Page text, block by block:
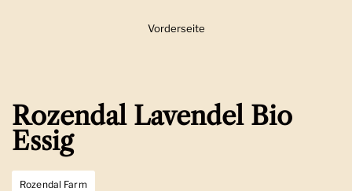
Zeige Folie 1
Vorderseite
Rozendal Lavendel Bio
Essig
Rozendal Farm